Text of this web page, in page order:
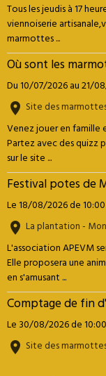
Tous les jeudis à 17
viennoiserie
marmottes ...
Où sont les
Du 10/07/2026au 21/
Site des
Venez jouer en famille
Partez avec des quizz
sur le site ...
Festival potes de
Le 18/08/2026de 10:00
La plantation -
L'association APEVM
Elle proposera une
en s'amusant ...
Comptage de fin
Le 30/08/2026de 10:00
Site des